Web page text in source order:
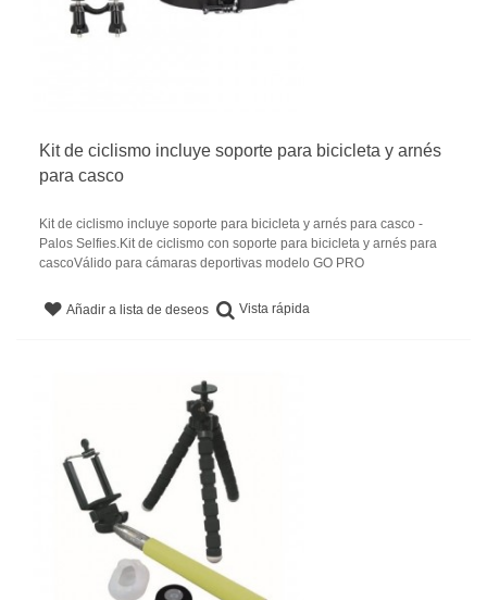
Kit de ciclismo incluye soporte para bicicleta y arnés
para casco
Kit de ciclismo incluye soporte para bicicleta y arnés para casco -
Palos Selfies.Kit de ciclismo con soporte para bicicleta y arnés para
cascoVálido para cámaras deportivas modelo GO PRO
Añadir a lista de deseos Vista rápida